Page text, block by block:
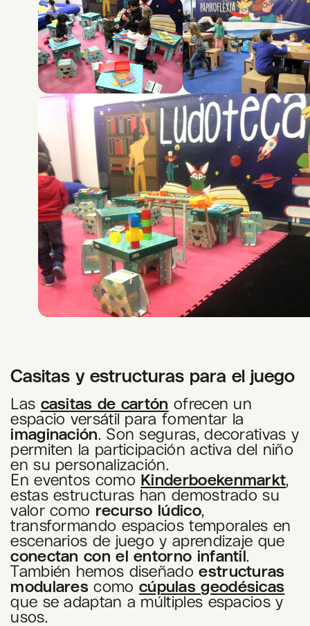
Casitas y estructuras para el juego
Las casitas de cartón ofrecen un
espacio versátil para fomentar la
imaginación. Son seguras, decorativas y
permiten la participación activa del niño
en su personalización.
En eventos como Kinderboekenmarkt,
estas estructuras han demostrado su
valor como recurso lúdico,
transformando espacios temporales en
escenarios de juego y aprendizaje que
conectan con el entorno infantil.
También hemos diseñadoestructuras
modulares como cúpulas geodésicas
que se adaptan a múltiples espacios y
usos.